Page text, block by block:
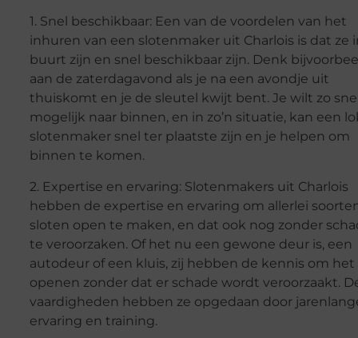
1. Snel beschikbaar: Een van de voordelen van het
inhuren van een slotenmaker uit Charlois is dat ze
buurt zijn en snel beschikbaar zijn. Denk
aan de zaterdagavond als je na een avondje uit
thuiskomt en je de sleutel kwijt bent. Je wilt zo
mogelijk naar binnen, en in zo’n situatie, kan een
slotenmaker snel ter plaatste zijn en je helpen om
binnen te komen.
2. Expertise en ervaring: Slotenmakers uit Charlois
hebben de expertise en ervaring om allerlei
sloten open te maken, en dat ook nog zonder
te veroorzaken. Of het nu een gewone deur is, een
autodeur of een kluis, zij hebben de kennis om het
openen zonder dat er schade wordt veroorzaakt.
vaardigheden hebben ze opgedaan door
ervaring en training.